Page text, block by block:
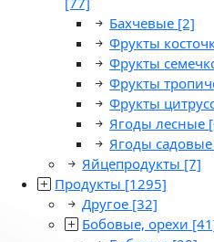
Бахчевые [2]
Фрукты
Фрукты
Фрукты
Фрукты
Ягоды лесные
Ягоды садовые
Яйцепродукты [7]
Продукты [1295]
Другое [32]
Бобовые, орехи